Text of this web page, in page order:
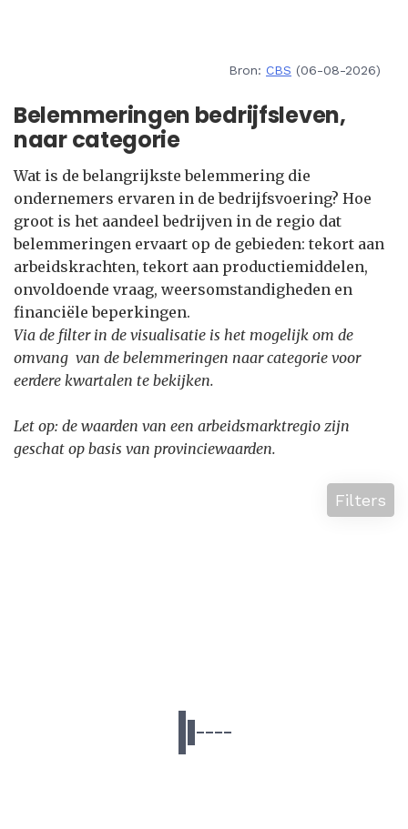
Bron: CBS (06-08-2026)
Belemmeringen bedrijfsleven,
naar categorie
Wat is de belangrijkste belemmering die
ondernemers ervaren in de bedrijfsvoering? Hoe
groot is het aandeel bedrijven in de regio dat
belemmeringen ervaart op de gebieden: tekort aan
arbeidskrachten, tekort aan productiemiddelen,
onvoldoende vraag, weersomstandigheden en
financiële beperkingen.
Via de filter in de visualisatie is het mogelijk om de
omvang van de belemmeringen naar categorie voor
eerdere kwartalen te bekijken.
Let op: de waarden van een arbeidsmarktregio zijn
geschat op basis van provinciewaarden.
Filters